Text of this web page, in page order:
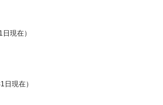
現在）
現在）